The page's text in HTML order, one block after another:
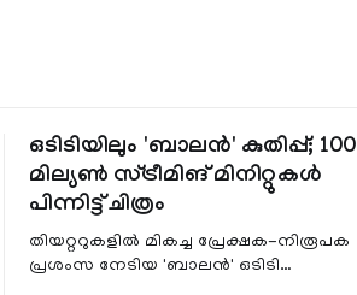
ഒടിടിയിലും 'ബാലൻ' കുതിപ്പ്; 100
മില്യൺ സ്ട്രീമിങ് മിനിറ്റുകൾ
പിന്നിട്ട് ചിത്രം
തിയറ്ററുകളിൽ മികച്ച പ്രേക്ഷക-നിരൂപക
പ്രശംസ നേടിയ 'ബാലൻ' ഒടിടി